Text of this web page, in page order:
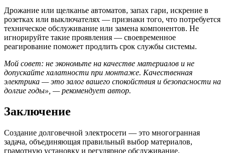
Дрожание или щелканье автоматов, запах гари, искрение в
розетках или выключателях — признаки того, что потребуется
техническое обслуживание или замена компонентов. Не
игнорируйте такие проявления — своевременное
реагирование поможет продлить срок службы системы.
Мой совет: не экономьте на качестве материалов и не
допускайте халатности при монтаже. Качественная
электрика — это залог вашего спокойствия и безопасности на
долгие годы», — рекомендует автор.
Заключение
Создание долговечной электросети — это многогранная
задача, объединяющая правильный выбор материалов,
грамотную установку и регулярное обслуживание.